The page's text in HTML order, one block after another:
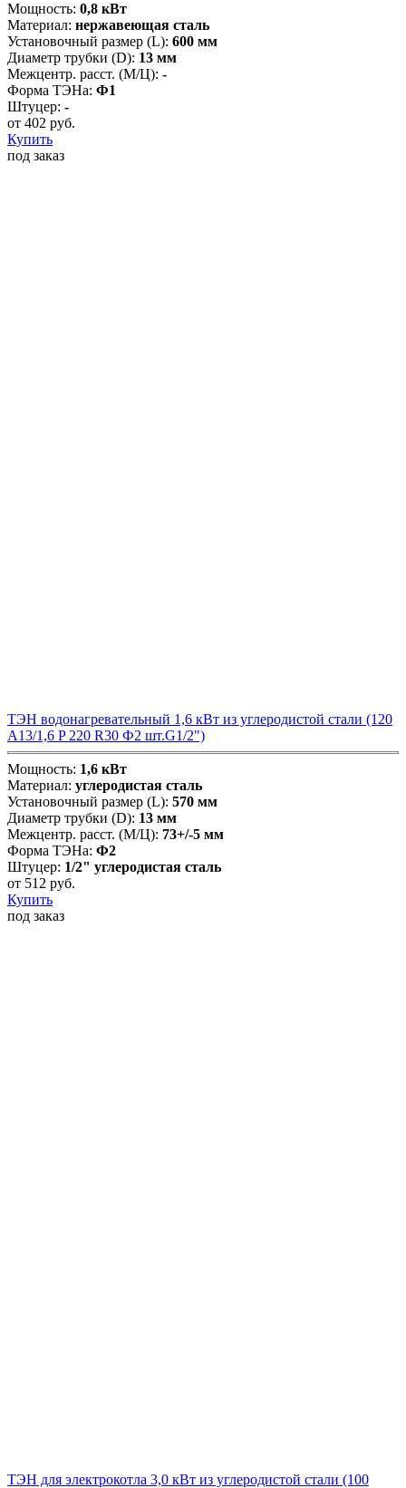
Мощность: 0,8 кВт
Материал: нержавеющая сталь
Установочный размер (L): 600 мм
Диаметр трубки (D): 13 мм
Межцентр. расст. (М/Ц): -
Форма ТЭНа: Ф1
Штуцер: -
от 402 руб.
Купить
под заказ
ТЭН водонагревательный 1,6 кВт из углеродистой стали (120
А13/1,6 P 220 R30 Ф2 шт.G1/2")
Мощность: 1,6 кВт
Материал: углеродистая сталь
Установочный размер (L): 570 мм
Диаметр трубки (D): 13 мм
Межцентр. расст. (М/Ц): 73+/-5 мм
Форма ТЭНа: Ф2
Штуцер: 1/2" углеродистая сталь
от 512 руб.
Купить
под заказ
ТЭН для электрокотла 3,0 кВт из углеродистой стали (100